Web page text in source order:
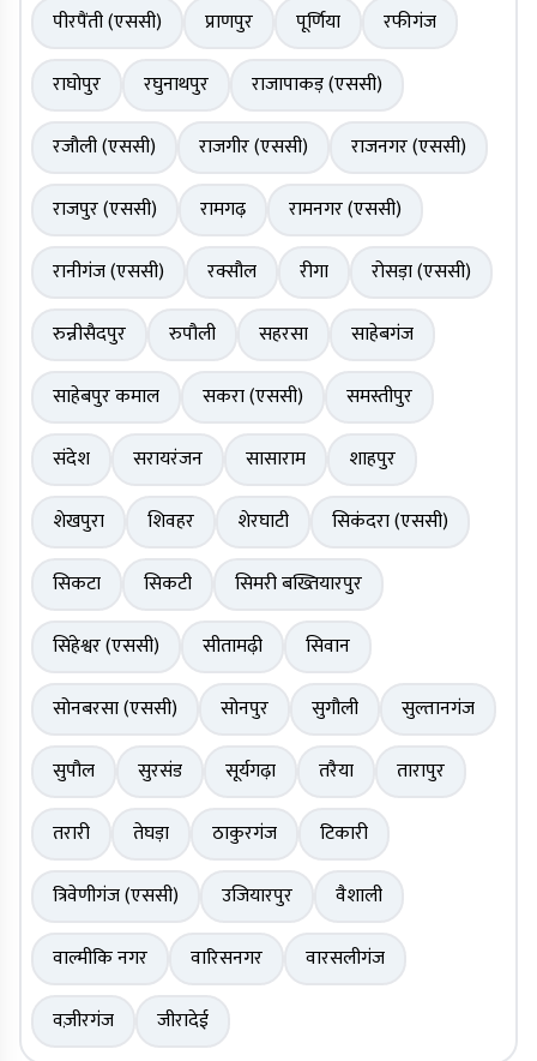
पीरपैंती (एससी) प्राणपुर पूर्णिया
रफीगंज
राघोपुर
रघुनाथपुर
राजापाकड़ (एससी)
रजौली (एससी)
राजगीर (एससी)
राजनगर (एससी)
राजपुर (एससी)
रामगढ़
रामनगर (एससी)
रानीगंज (एससी)
रक्सौल रीगा
रोसड़ा (एससी)
रुन्नीसैदपुर
रुपौली सहरसा
साहेबगंज
साहेबपुर कमाल
सकरा (एससी)
समस्तीपुर
संदेश
सरायरंजन सासाराम
शाहपुर
शेखपुरा
शिवहर शेरघाटी
सिकंदरा (एससी)
सिकटा
सिकटी
सिमरी बख्तियारपुर
सिंहेश्वर (एससी)
सीतामढ़ी
सिवान
सोनबरसा (एससी)
सोनपुर सुगौली
सुल्तानगंज
सुपौल
सुरसंड सूर्यगढ़ा तरैया
तारापुर
तरारी
तेघड़ा ठाकुरगंज
टिकारी
त्रिवेणीगंज (एससी)
उजियारपुर
वैशाली
वाल्मीकि नगर
वारिसनगर
वारसलीगंज
वज़ीरगंज
जीरादेई